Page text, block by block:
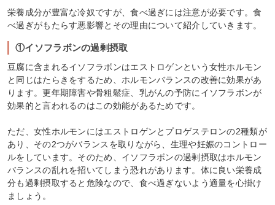
栄養成分が豊富な冷奴ですが、食べ過ぎには注意が必要です。食
べ過ぎがもたらす悪影響とその理由について紹介していきます。
①イソフラボンの過剰摂取
豆腐に含まれるイソフラボンはエストロゲンという女性ホルモン
と同じはたらきをするため、ホルモンバランスの改善に効果があ
ります。更年期障害や骨粗鬆症、乳がんの予防にイソフラボンが
効果的と言われるのはこの効能があるためです。
ただ、女性ホルモンにはエストロゲンとプロゲステロンの2種類が
あり、その2つがバランスを取りながら、生理や妊娠のコントロー
ルをしています。そのため、イソフラボンの過剰摂取はホルモン
バランスの乱れを招いてしまう恐れがあります。体に良い栄養成
分も過剰摂取すると危険なので、食べ過ぎないよう適量を心掛け
ましょう。